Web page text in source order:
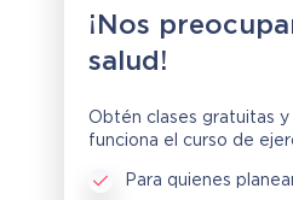
¡Nos
salud!
Obtén clases gratuitas
funciona el curso de
Para quienes